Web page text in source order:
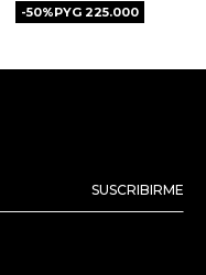
50 PYG 225.000
SUSCRIBIRME